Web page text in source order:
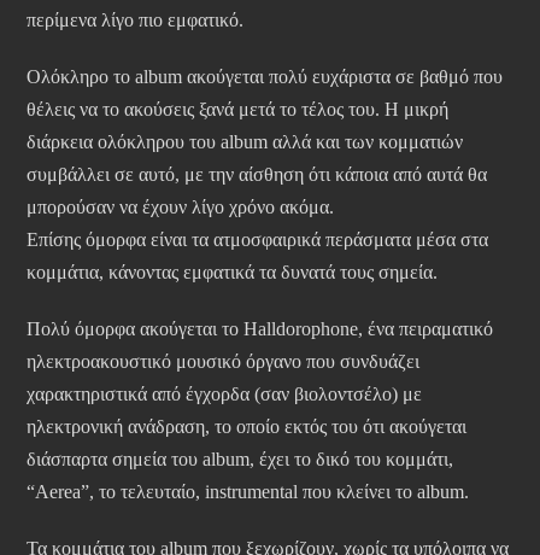
περίμενα λίγο πιο εμφατικό.
Ολόκληρο το album ακούγεται πολύ ευχάριστα σε βαθμό που
θέλεις να το ακούσεις ξανά μετά το τέλος του. Η μικρή
διάρκεια ολόκληρου του album αλλά και των κομματιών
συμβάλλει σε αυτό, με την αίσθηση ότι κάποια από αυτά θα
μπορούσαν να έχουν λίγο χρόνο ακόμα.
Επίσης όμορφα είναι τα ατμοσφαιρικά περάσματα μέσα στα
κομμάτια, κάνοντας εμφατικά τα δυνατά τους σημεία.
Πολύ όμορφα ακούγεται το Halldorophone, ένα πειραματικό
ηλεκτροακουστικό μουσικό όργανο που συνδυάζει
χαρακτηριστικά από έγχορδα (σαν βιολοντσέλο) με
ηλεκτρονική ανάδραση, το οποίο εκτός του ότι ακούγεται
διάσπαρτα σημεία του album, έχει το δικό του κομμάτι,
“Aerea”, το τελευταίο, instrumental που κλείνει το album.
Τα κομμάτια του album που ξεχωρίζουν, χωρίς τα υπόλοιπα να